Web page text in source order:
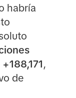
habría
+188,171,
de